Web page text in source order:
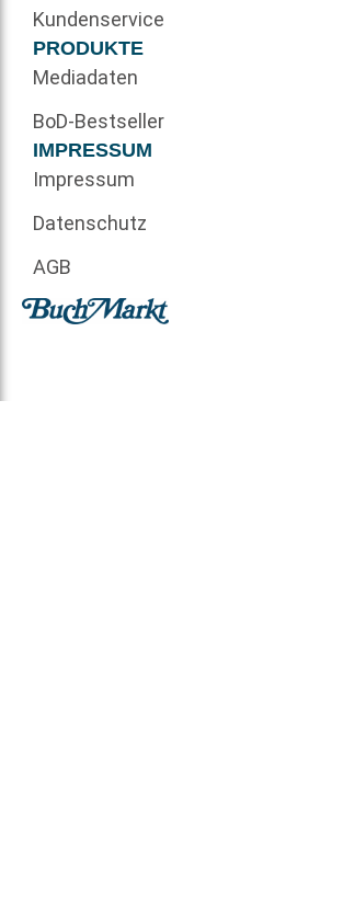
Kundenservice
PRODUKTE
Mediadaten
BoD-Bestseller
IMPRESSUM
Impressum
Datenschutz
AGB